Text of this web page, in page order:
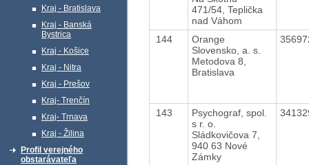
Kraj - Bratislava
Kraj - Banská
Bystrica
Kraj - Košice
Kraj - Nitra
Kraj - Prešov
Kraj- Trenčín
Kraj- Trnava
Kraj - Žilina
Profil verejného
obstarávateľa
471/54, Teplička
nad Váhom
144
Orange
Slovensko, a. s.
Metodova 8,
Bratislava
143
Psychograf, spol.
s r. o.
Sládkovičova 7,
940 63 Nové
Zámky